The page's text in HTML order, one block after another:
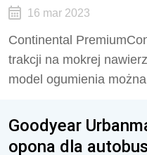
16 mar 2023
Continental
trakcji na mokrej
model ogumienia
Goodyear
opona dla